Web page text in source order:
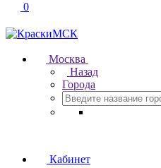
0
Москва
Назад
Города
Кабинет